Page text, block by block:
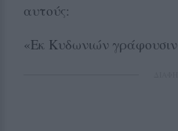
αυτούς:
«Εκ Κυδωνιών γράφουσιν